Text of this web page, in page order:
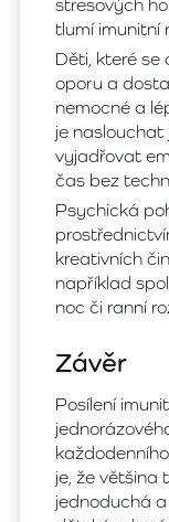
stresových
tlumí imunitní
Děti, které se
oporu a
nemocné a
je naslouchat
vyjadřovat
čas bez
Psychická
kreativních
například
noc či ranní
Závěr
Posílení
je, že většina
jednoduchá